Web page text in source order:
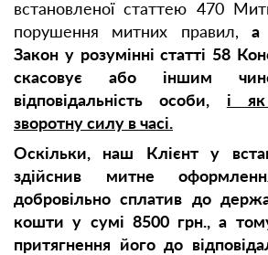
встановленої статтею 470
порушення митних правил,а
Закон у розумінні статті 58
скасовує або іншим
відповідальність особи, і
зворотну силу в часі.
Оскільки, наш Клієнт у
здійснив митне
добровільно сплатив до
кошти у сумі 8500 грн., а
притягнення його до